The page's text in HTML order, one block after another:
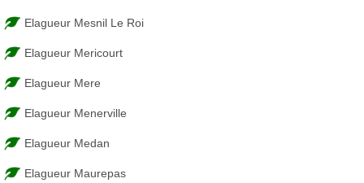
Elagueur Mesnil Le Roi
Elagueur Mericourt
Elagueur Mere
Elagueur Menerville
Elagueur Medan
Elagueur Maurepas